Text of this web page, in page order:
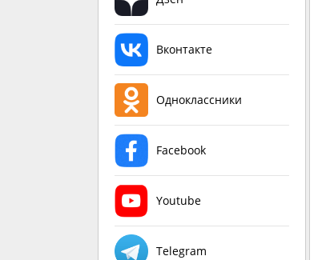
Вконтакте
Одноклассники
Facebook
Youtube
Telegram